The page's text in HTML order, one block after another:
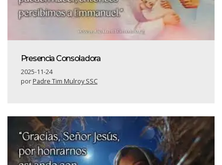
Presencia Consoladora
2025-11-24
porPadre Tim Mulroy SSC